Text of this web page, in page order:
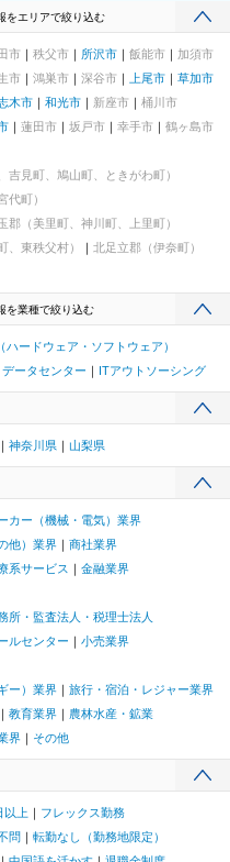
をエリアで絞り込む
市 秩父市 所沢市 飯能市
加須市
市 鴻巣市 深谷市 上尾市
草加市
木市 和光市 新座市
桶川市
蓮田市 坂戸市 幸手市
鶴ヶ島市
吉見町、鳩山町、ときがわ町）
代町）
郡（美里町、神川町、上里町）
、東秩父村）
北足立郡（伊奈町）
を業種で絞り込む
ハードウェア・ソフトウェア）
ータセンター ITアウトソーシング
神奈川県 山梨県
カー（機械・電気）業界
他）業界
商社業界
系サービス
金融業界
所・監査法人・税理士法人
ルセンター
小売業界
ー）業界
旅行・宿泊・レジャー業界
教育業界
農林水産・鉱業
界 その他
以上
フレックス勤務
問
転勤なし（勤務地限定）